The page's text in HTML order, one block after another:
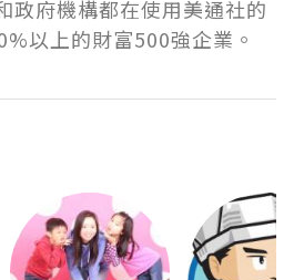
政府機構都在使用美通社的
以上的財富500強企業。